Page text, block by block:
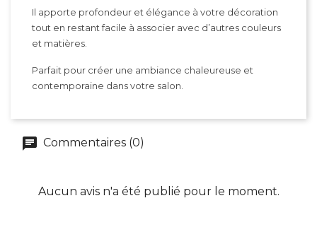
Il apporte profondeur et élégance à votre décoration
tout en restant facile à associer avec d’autres couleurs
et matières.
Parfait pour créer une ambiance chaleureuse et
contemporaine dans votre salon.
Commentaires (0)
Aucun avis n'a été publié pour le moment.